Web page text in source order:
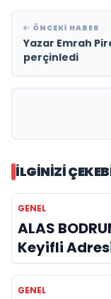
ÖNCEKI HABER
Yazar Emrah
perçinledi
İLGINIZI
GENEL
ALAS
Keyifli
GENEL